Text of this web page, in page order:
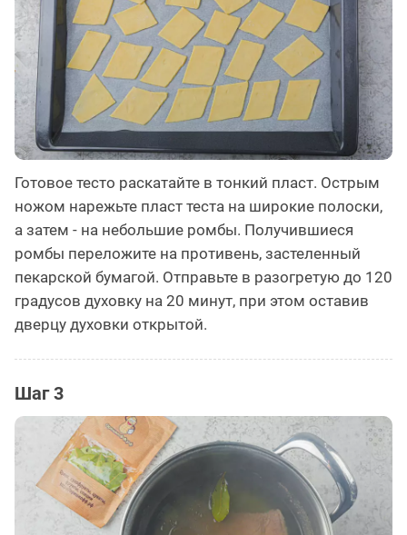
Готовое тесто раскатайте в тонкий пласт. Острым
ножом нарежьте пласт теста на широкие полоски,
а затем - на небольшие ромбы. Получившиеся
ромбы переложите на противень, застеленный
пекарской бумагой. Отправьте в разогретую до 120
градусов духовку на 20 минут, при этом оставив
дверцу духовки открытой.
Шаг 3